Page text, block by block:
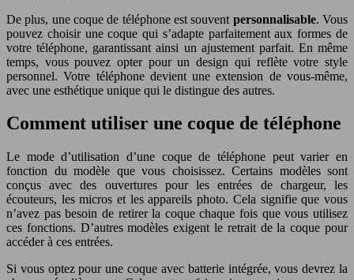
De plus, une coque de téléphone est souvent personnalisable. Vous
pouvez choisir une coque qui s’adapte parfaitement aux formes de
votre téléphone, garantissant ainsi un ajustement parfait. En même
temps, vous pouvez opter pour un design qui reflète votre style
personnel. Votre téléphone devient une extension de vous-même,
avec une esthétique unique qui le distingue des autres.
Comment utiliser une coque de téléphone
Le mode d’utilisation d’une coque de téléphone peut varier en
fonction du modèle que vous choisissez. Certains modèles sont
conçus avec des ouvertures pour les entrées de chargeur, les
écouteurs, les micros et les appareils photo. Cela signifie que vous
n’avez pas besoin de retirer la coque chaque fois que vous utilisez
ces fonctions. D’autres modèles exigent le retrait de la coque pour
accéder à ces entrées.
Si vous optez pour une coque avec batterie intégrée, vous devrez la